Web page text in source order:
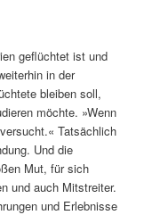
geflüchtet ist und
in der
bleiben soll,
möchte. »Wenn
Tatsächlich
Und die
Mut, für sich
und auch Mitstreiter.
und Erlebnisse